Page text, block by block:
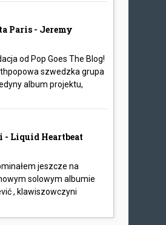
Paris - Jeremy
od Pop Goes The Blog!
szwedzka grupa
album projektu,
- Liquid Heartbeat
jeszcze na
solowym albumie
, klawiszowczyni